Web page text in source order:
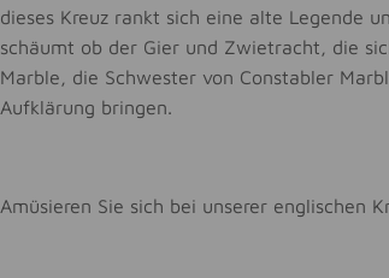
dieses Kreuz rankt sich eine alte Legende
schäumt ob der Gier und Zwietracht, die
Marble, die Schwester von Constabler
Aufklärung bringen.
Amüsieren Sie sich bei unserer englischen